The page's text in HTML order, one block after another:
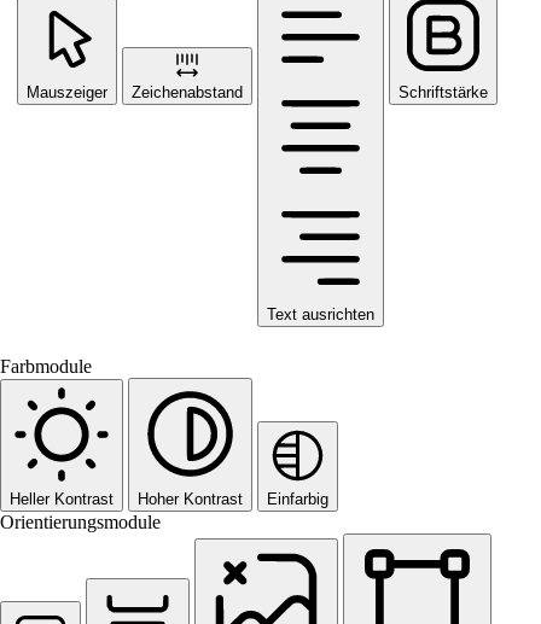
Mauszeiger Zeichenabstand
Text ausrichten
Schriftstärke
Farbmodule
Heller Kontrast Hoher Kontrast Einfarbig
Orientierungsmodule